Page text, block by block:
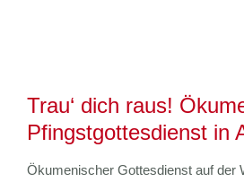
Trau‘ dich raus!
Pfingstgottesdienst in
Ökumenischer Gottesdienst auf der